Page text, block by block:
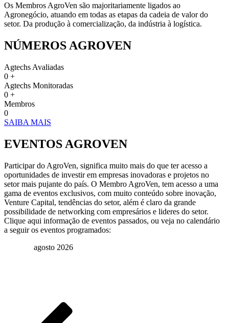
Os Membros AgroVen são majoritariamente ligados ao
Agronegócio, atuando em todas as etapas da cadeia de valor do
setor. Da produção à comercialização, da indústria à logística.
NÚMEROS AGROVEN
Agtechs Avaliadas
0 +
Agtechs Monitoradas
0 +
Membros
0
SAIBA MAIS
EVENTOS AGROVEN
Participar do AgroVen, significa muito mais do que ter acesso a
oportunidades de investir em empresas inovadoras e projetos no
setor mais pujante do país. O Membro AgroVen, tem acesso a uma
gama de eventos exclusivos, com muito conteúdo sobre inovação,
Venture Capital, tendências do setor, além é claro da grande
possibilidade de networking com empresários e lideres do setor.
Clique aqui informação de eventos passados, ou veja no calendário
a seguir os eventos programados:
agosto 2026